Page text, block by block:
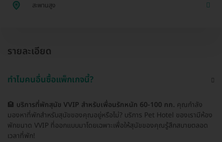
สะพานสูง
รายละเอียด
ทำไมคนอื่นซื้อแพ็กเกจนี้?
🏨 บริการที่พักสุนัข VVIP สำหรับเพื่อนรักหนัก 60-100 กก. คุณกำลัง
มองหาที่พักสำหรับสุนัขของคุณอยู่หรือไม่? บริการ Pet Hotel ของเรามีห้อง
พักขนาด VVIP ที่ออกแบบมาโดยเฉพาะเพื่อให้สุนัขของคุณรู้สึกสบายตลอด
เวลาที่พัก!